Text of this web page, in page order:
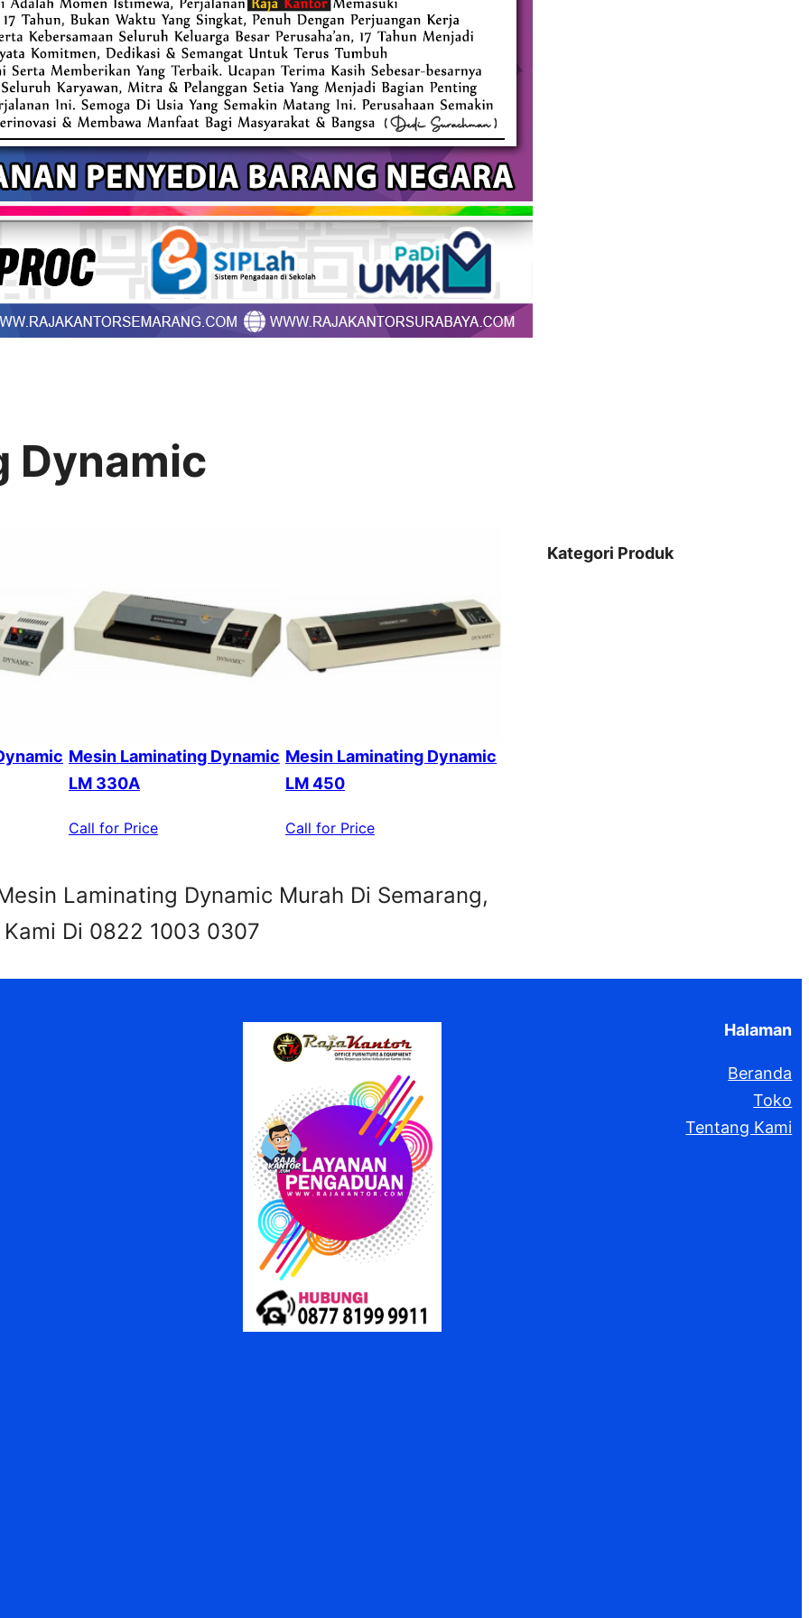
Dynamic
Mesin Laminating Dynamic
LM 330A
Call for Price
Mesin Laminating Dynamic
LM 450
Call for Price
Laminating Dynamic Murah Di Semarang,
Di 0822 1003 0307
Kategori Produk
Halaman
Beranda
Toko
Tentang Kami